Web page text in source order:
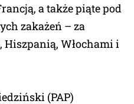
a także piąte pod
zakażeń – za
Włochami i
(PAP)